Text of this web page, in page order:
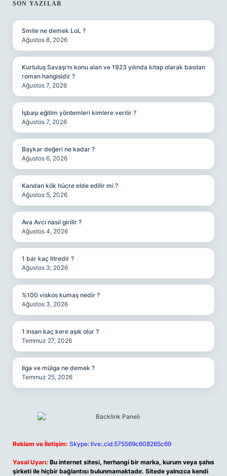
SIDEBAR
SON YAZILAR
Smite ne demek LoL ?
Ağustos 8, 2026
Kurtuluş Savaşı’nı konu alan ve 1923 yılında kitap olarak basılan
roman hangisidir ?
Ağustos 7, 2026
Işbaşı eğitim yöntemleri kimlere verilir ?
Ağustos 7, 2026
Baykar değeri ne kadar ?
Ağustos 6, 2026
Kandan kök hücre elde edilir mi ?
Ağustos 5, 2026
Ava Avcı nasıl girilir ?
Ağustos 4, 2026
1 bar kaç litredir ?
Ağustos 3, 2026
%100 viskos kumaş nedir ?
Ağustos 3, 2026
1 insan kaç kere aşık olur ?
Temmuz 27, 2026
Ilga ve mülga ne demek ?
Temmuz 25, 2026
Reklam ve İletişim: Skype: live:.cid.575569c608265c69
Yasal Uyarı: Bu internet sitesi, herhangi bir marka, kurum veya şahıs
şirketi ile hiçbir bağlantısı bulunmamaktadır. Sitede yalnızca kendi